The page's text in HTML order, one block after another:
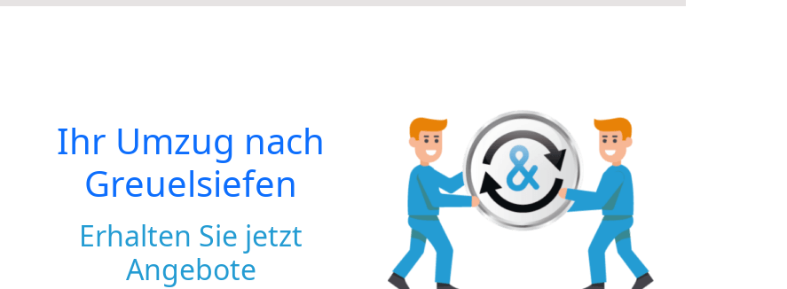
Ihr Umzug nach
Greuelsiefen
Erhalten Sie jetzt
Angebote